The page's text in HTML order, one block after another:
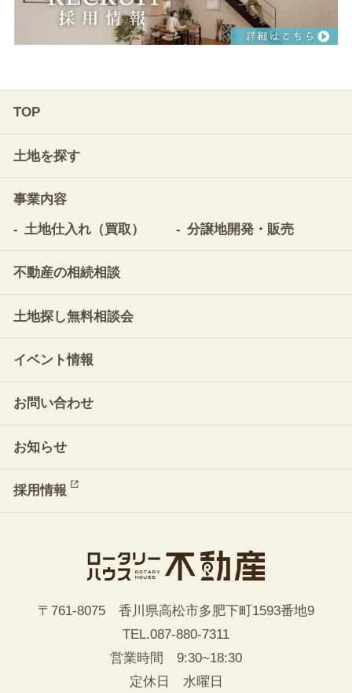
TOP
土地を探す
事業内容
土地仕入れ（買取）
分譲地開発・販売
不動産の相続相談
土地探し無料相談会
イベント情報
お問い合わせ
お知らせ
採用情報
〒761-8075 香川県高松市多肥下町1593番地9
TEL.087-880-7311
営業時間 9:30~18:30
定休日 水曜日